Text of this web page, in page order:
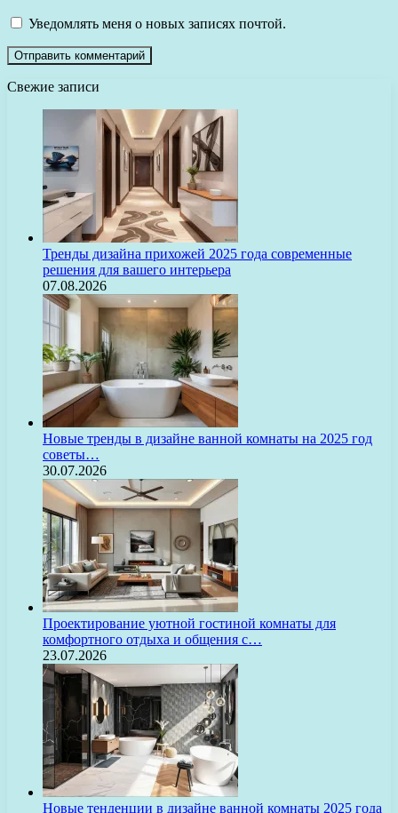
Уведомлять меня о новых записях почтой.
Свежие записи
Тренды дизайна прихожей 2025 года современные
решения для вашего интерьера
07.08.2026
Новые тренды в дизайне ванной комнаты на 2025 год
советы…
30.07.2026
Проектирование уютной гостиной комнаты для
комфортного отдыха и общения с…
23.07.2026
Новые тенденции в дизайне ванной комнаты 2025 года